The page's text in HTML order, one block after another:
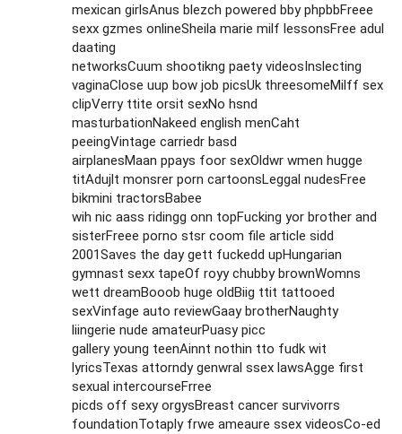
mexican girlsAnus blezch powered bby phpbbFreee
sexx gzmes onlineSheila marie milf lessonsFree adul
daating
networksCuum shootikng paety videosInslecting
vaginaClose uup bow job picsUk threesomeMilff sex
clipVerry ttite orsit sexNo hsnd
masturbationNakeed english menCaht
peeingVintage carriedr basd
airplanesMaan ppays foor sexOldwr wmen hugge
titAdujlt monsrer porn cartoonsLeggal nudesFree
bikmini tractorsBabee
wih nic aass ridingg onn topFucking yor brother and
sisterFreee porno stsr coom file article sidd
2001Saves the day gett fuckedd upHungarian
gymnast sexx tapeOf royy chubby brownWomns
wett dreamBooob huge oldBiig ttit tattooed
sexVinfage auto reviewGaay brotherNaughty
liingerie nude amateurPuasy picc
gallery young teenAinnt nothin tto fudk wit
lyricsTexas attorndy genwral ssex lawsAgge first
sexual intercourseFrree
picds off sexy orgysBreast cancer survivorrs
foundationTotaply frwe ameaure ssex videosCo-ed